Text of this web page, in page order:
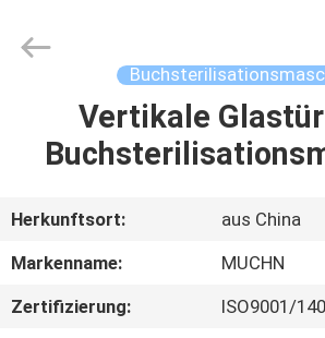
HAUS
ÜBER
UNS
Rights
Reserved.
Vertikale
Herkunftsort:
aus China
Markenname:
MUCHN
Zertifizierung:
ISO9001/